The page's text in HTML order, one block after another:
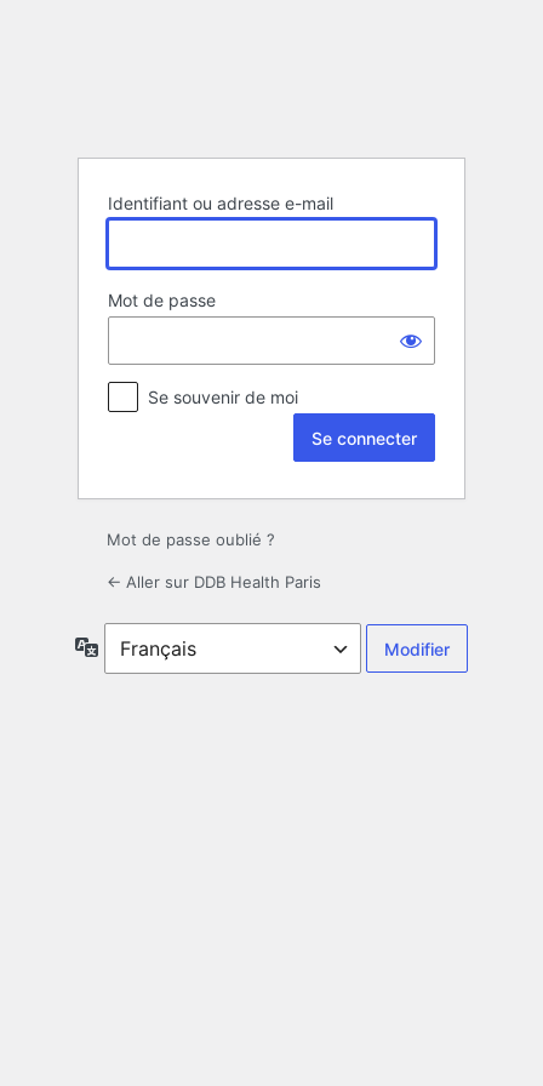
Identifiant ou adresse e-mail
Mot de passe
Se souvenir de moi
Mot de passe oublié ?
← Aller sur DDB Health Paris
Langue